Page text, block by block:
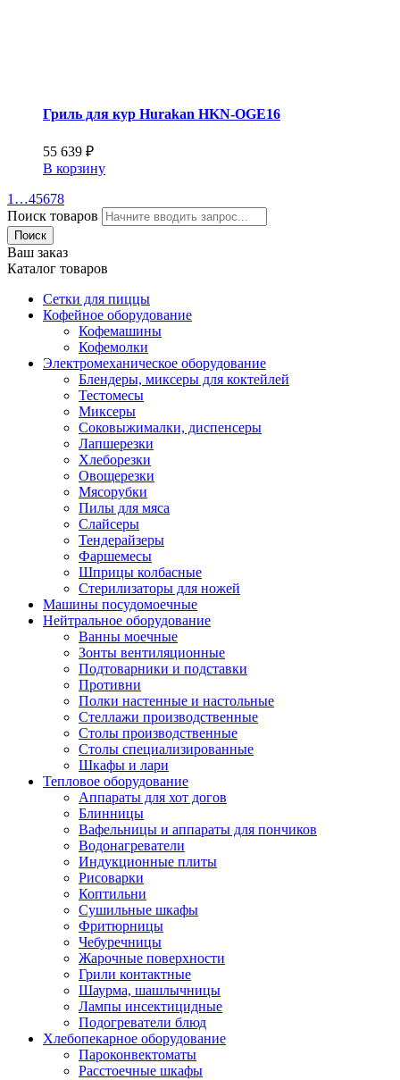
Гриль для кур Hurakan HKN-OGE16
55 639 ₽
В корзину
1 …45678
Поиск товаров
Поиск
Ваш заказ
Каталог товаров
Сетки для пиццы
Кофейное оборудование
Кофемашины
Кофемолки
Электромеханическое оборудование
Блендеры, миксеры для коктейлей
Тестомесы
Миксеры
Соковыжималки, диспенсеры
Лапшерезки
Хлеборезки
Овощерезки
Мясорубки
Пилы для мяса
Слайсеры
Тендерайзеры
Фаршемесы
Шприцы колбасные
Стерилизаторы для ножей
Машины посудомоечные
Нейтральное оборудование
Ванны моечные
Зонты вентиляционные
Подтоварники и подставки
Противни
Полки настенные и настольные
Стеллажи производственные
Столы производственные
Столы специализированные
Шкафы и лари
Тепловое оборудование
Аппараты для хот догов
Блинницы
Вафельницы и аппараты для пончиков
Водонагреватели
Индукционные плиты
Рисоварки
Коптильни
Сушильные шкафы
Фритюрницы
Чебуречницы
Жарочные поверхности
Грили контактные
Шаурма, шашлычницы
Лампы инсектицидные
Подогреватели блюд
Хлебопекарное оборудование
Пароконвектоматы
Расстоечные шкафы